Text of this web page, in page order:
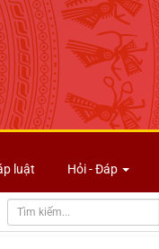
luật Hỏi - Đáp